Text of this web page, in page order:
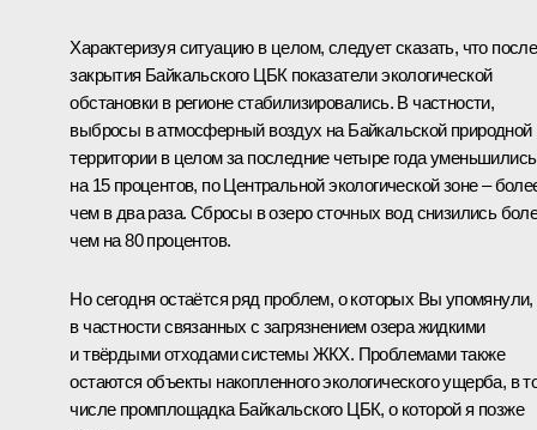
Характеризуя ситуацию в целом, следует сказать, что после
закрытия Байкальского ЦБК показатели экологической
обстановки в регионе стабилизировались. В частности,
выбросы в атмосферный воздух на Байкальской природной
территории в целом за последние четыре года уменьшились
на 15 процентов, по Центральной экологической зоне –
чем в два раза. Сбросы в озеро сточных вод снизились
чем на 80 процентов.
Но сегодня остаётся ряд проблем, о которых Вы упомянули,
в частности связанных с загрязнением озера жидкими
и твёрдыми отходами системы ЖКХ. Проблемами также
остаются объекты накопленного экологического ущерба, в
числе промплощадка Байкальского ЦБК, о которой я позже